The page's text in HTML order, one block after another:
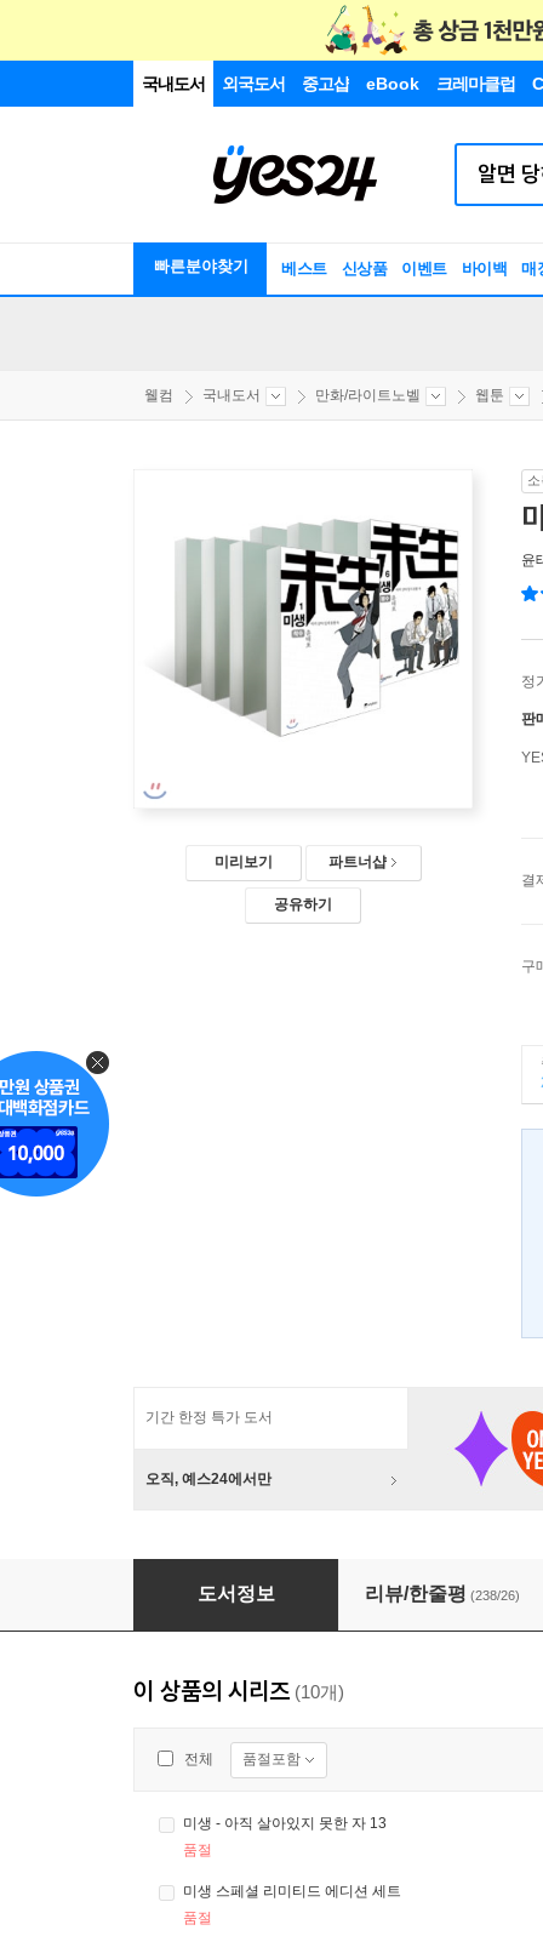
국내도서 외국도서 중고샵 eBook 크레마클럽
빠른분야찾기 베스트 신상품 이벤트 바이백 매
웰컴 국내도서 만화/라이트노벨 웹툰
미리보기 파트너샵
공유하기
윤
정
판
결
구
기간 한정 특가 도서
오직, 예스24에서만
미생 - 아직 살아있지 못한 자 (1~6권 세트)
도서정보 리뷰/한줄평 (238/26)
이 상품의 시리즈 (10개)
전체 품절포함
미생 - 아직 살아있지 못한 자 13
품절
미생 스페셜 리미티드 에디션 세트
품절